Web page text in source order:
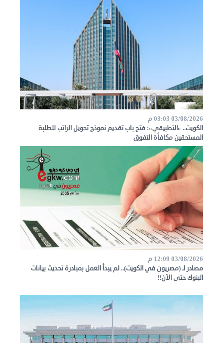
03/08/2026 03:03 م
الكويت.. «التطبيقي»: فتح باب تقديم نموذج تحويل الراتب للطلبة
المستحقين مكافأة التفوق
03/08/2026 12:09 م
مصادر لـ (مصريون في الكويت).. لم يبدأ العمل بمبادرة تحديث بيانات
البنوك حتى الآن!!